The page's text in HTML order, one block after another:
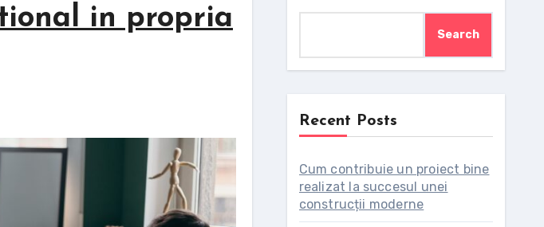
in propria
Search
Recent Posts
Cum contribuie un proiect bine
realizat la succesul unei
construcții moderne